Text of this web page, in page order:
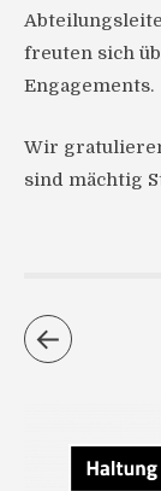
freuten sich
Engagements.
Wir
sind mächtig